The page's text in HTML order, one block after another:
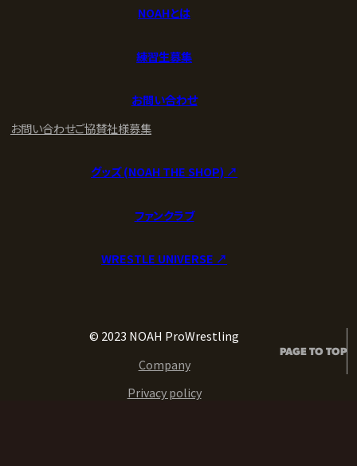
NOAHとは
練習生募集
お問い合わせ
お問い合わせご協賛社様募集
グッズ (NOAH THE SHOP) ↗︎
ファンクラブ
WRESTLE UNIVERSE ↗︎
© 2023 NOAH ProWrestling
Company
Privacy policy
PAGE TO TOP